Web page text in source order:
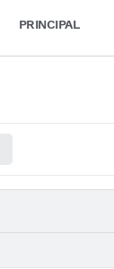
PRINCIPAL